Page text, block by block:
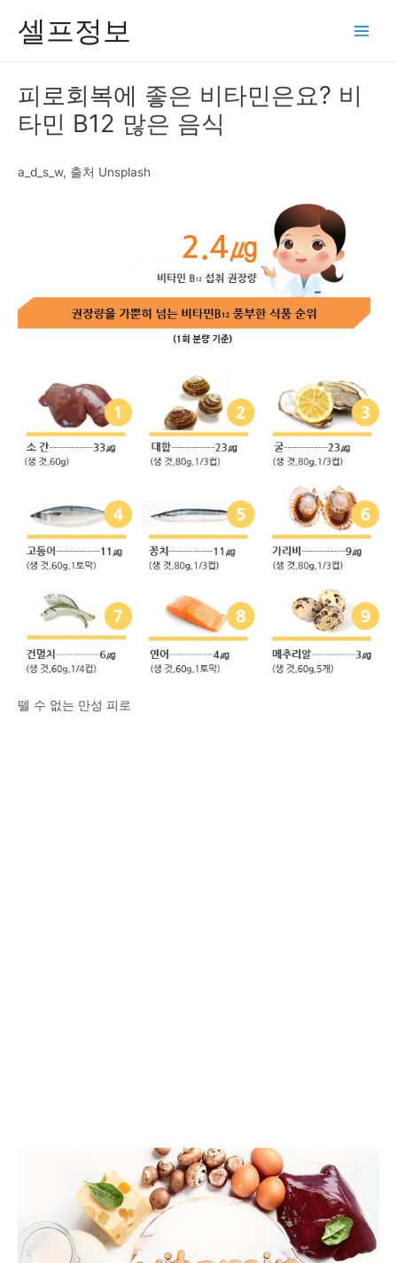
셀프정보
피로회복에 좋은 비타민은요? 비
타민 B12 많은 음식
a_d_s_w, 출처 Unsplash
뗄 수 없는 만성 피로